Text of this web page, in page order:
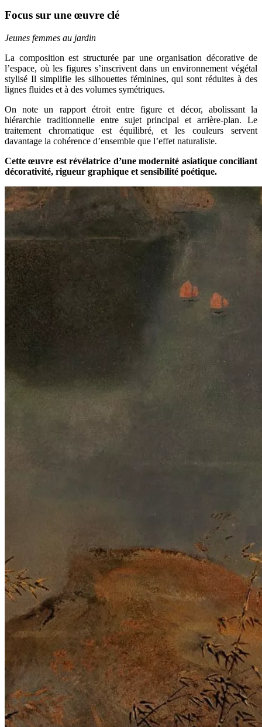
Focus sur une œuvre clé
Jeunes femmes au jardin
La composition est structurée par une organisation décorative de
l’espace, où les figures s’inscrivent dans un environnement végétal
stylisé Il simplifie les silhouettes féminines, qui sont réduites à des
lignes fluides et à des volumes symétriques.
On note un rapport étroit entre figure et décor, abolissant la
hiérarchie traditionnelle entre sujet principal et arrière-plan. Le
traitement chromatique est équilibré, et les couleurs servent
davantage la cohérence d’ensemble que l’effet naturaliste.
Cette œuvre est révélatrice d’une modernité asiatique conciliant
décorativité, rigueur graphique et sensibilité poétique.